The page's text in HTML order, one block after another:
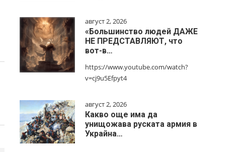
август 2, 2026
«Большинство людей ДАЖЕ
НЕ ПРЕДСТАВЛЯЮТ, что
вот-в…
https://www.youtube.com/watch?
v=cj9u5Efpyt4
август 2, 2026
Какво още има да
унищожава руската армия в
Украйна…